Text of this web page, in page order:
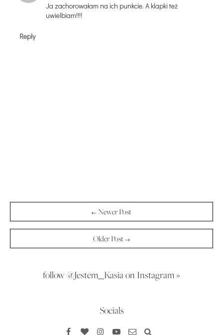
Ja zachorowałam na ich punkcie. A klapki też
uwielbiam!!!!
Reply
← Newer Post
Older Post →
follow @Jestem_Kasia on Instagram »
Socials